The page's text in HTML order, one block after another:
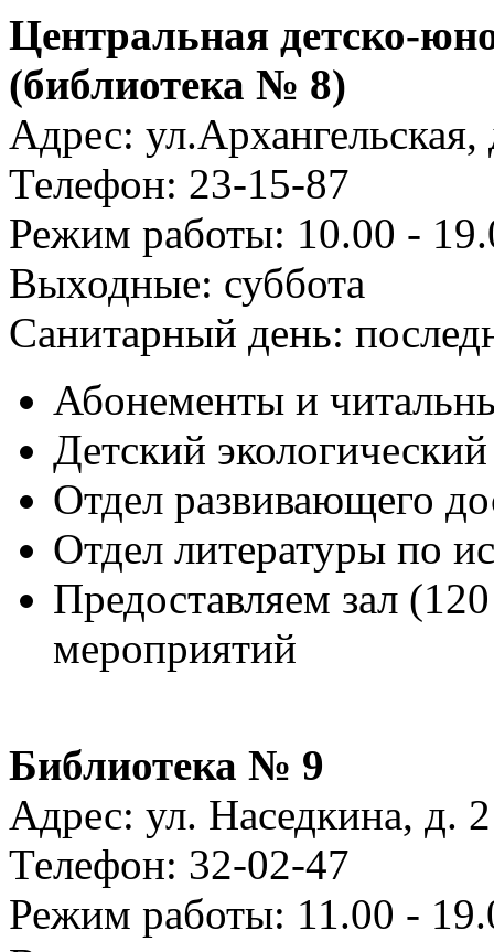
Центральная детско-
(библиотека № 8)
Адрес: ул.Архангельская,
Телефон: 23-15-87
Режим работы: 10.00 -
Выходные: суббота
Санитарный день:
Абонементы и
Детский
Отдел развивающего
Отдел литературы по
Предоставляем зал
мероприятий
Библиотека № 9
Адрес: ул. Наседкина, д.
Телефон: 32-02-47
Режим работы: 11.00 -